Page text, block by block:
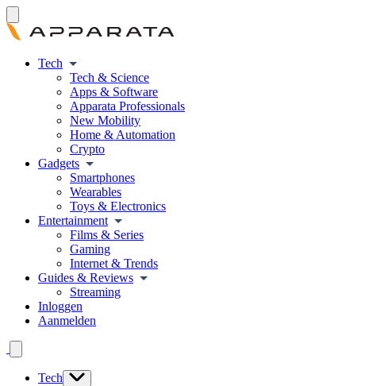
Tech
Tech & Science
Apps & Software
Apparata Professionals
New Mobility
Home & Automation
Crypto
Gadgets
Smartphones
Wearables
Toys & Electronics
Entertainment
Films & Series
Gaming
Internet & Trends
Guides & Reviews
Streaming
Inloggen
Aanmelden
Tech